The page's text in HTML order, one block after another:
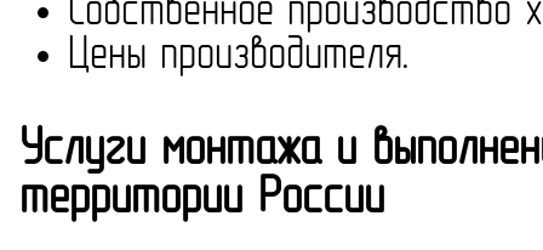
Собственное производство
Цены производителя.
Услуги монтажа и
территории России